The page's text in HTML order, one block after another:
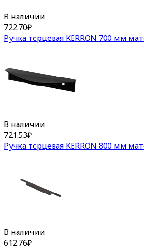
В наличии
722.70₽
Ручка торцевая KERRON 700 мм
В наличии
721.53₽
Ручка торцевая KERRON 800 мм
В наличии
612.76₽